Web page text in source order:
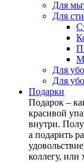
Для
Для
Для
Для
Подарки
Подарок –
красивой
внутри.
а подарить
коллегу, или